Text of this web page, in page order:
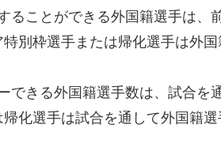
ることができる外国籍選手は、
特別枠選手または帰化選手は外
できる外国籍選手数は、試合を
化選手は試合を通して外国籍